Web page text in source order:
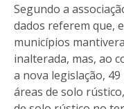
Segundo a
dados referem que,
municípios
inalterada, mas, ao
a nova legislação,
áreas de solo